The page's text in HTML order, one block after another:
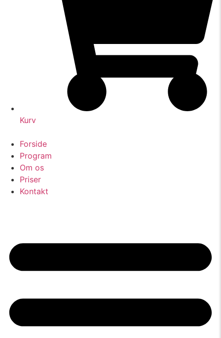
Kurv
Forside
Program
Om os
Priser
Kontakt